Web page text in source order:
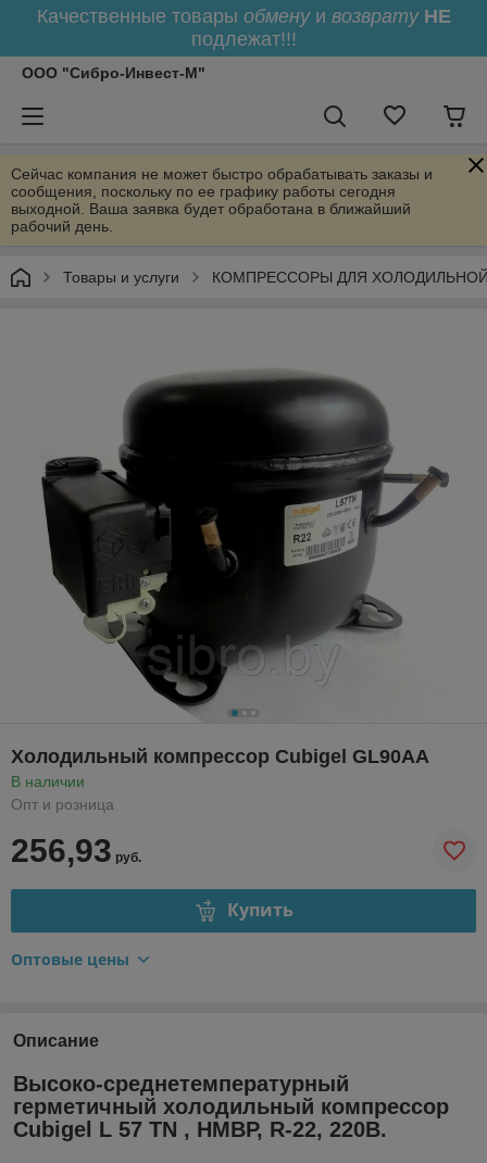
Качественные товары обменуи возврату НЕ
подлежат!!!
ООО "Сибро-Инвест-М"
Сейчас компания не может быстро обрабатывать заказы и
сообщения, поскольку по ее графику работы сегодня
выходной. Ваша заявка будет обработана в ближайший
рабочий день.
Товары и услуги КОМПРЕССОРЫ ДЛЯ
Холодильный компрессор Cubigel GL90AA
В наличии
Опт и розница
256,93 руб.
Купить
Оптовые цены
Описание
Высоко-среднетемпературный
герметичный холодильный компрессор
Cubigel L 57 TN , HMBP, R-22, 220В.